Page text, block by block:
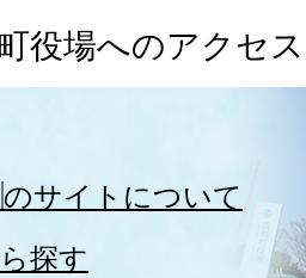
役場へのアクセス
サイトについて
探す